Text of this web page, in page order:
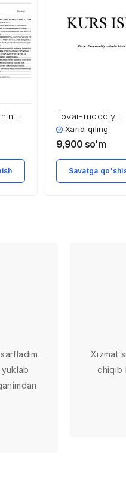
Tovar-moddiy
zahiralar hisobi
Xarid qiling
9,900 so'm
Savatga
Xizmat
chiqib